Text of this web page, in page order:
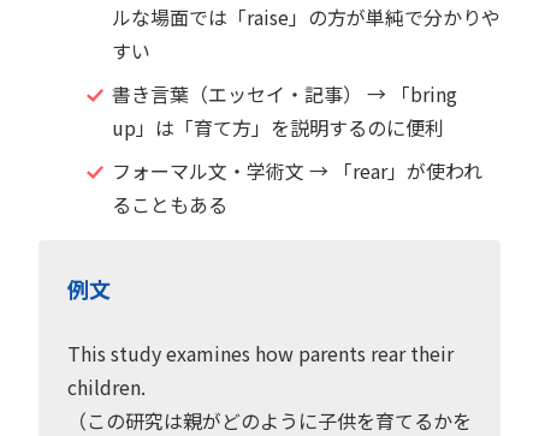
ルな場面では「raise」の方が単純で分かりや
すい
書き言葉（エッセイ・記事） → 「bring
up」は「育て方」を説明するのに便利
フォーマル文・学術文 → 「rear」が使われ
ることもある
例文
This study examines how parents rear their
children.
（この研究は親がどのように子供を育てるかを